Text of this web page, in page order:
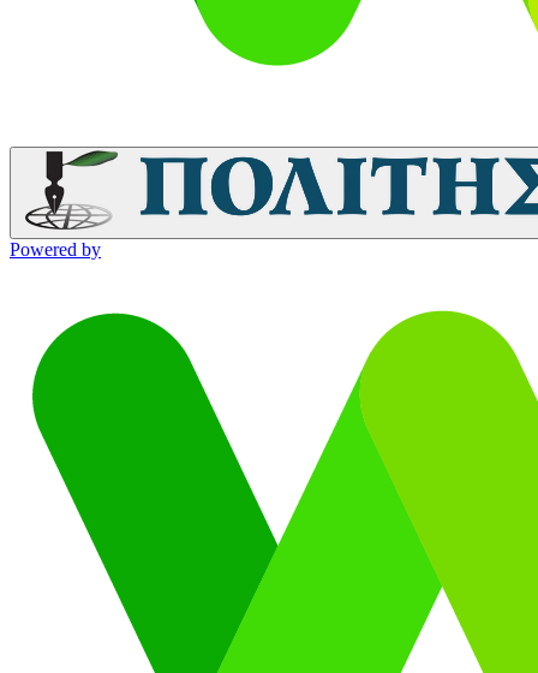
Powered by